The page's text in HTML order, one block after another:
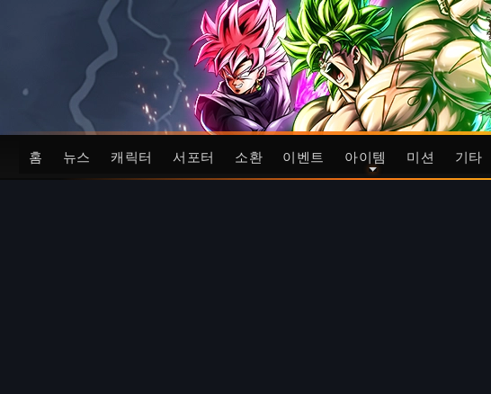
홈 뉴스 캐릭터 서포터 소환 이벤트 아이템 미션 기타